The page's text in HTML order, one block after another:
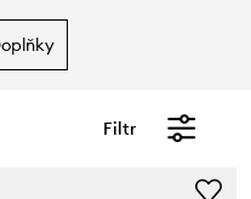
doplňky
Filtr